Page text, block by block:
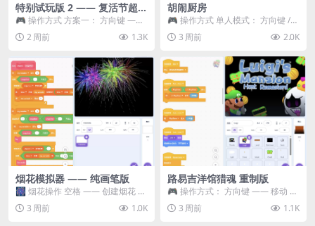
特别试玩版 2 —— 复活节超级
卡丁车赛
🎮 操作方式 方案一： 方向键 ——
移动 Z —— 跳跃 / 漂移 方案二： ...
2 周前 1.3K
胡闹厨房
🎮 操作方式 单人模式： 方向键 /
WASD —— 移动 Z / K —— 抓...
3 周前 2.0K
烟花模拟器 —— 纯画笔版
🎆 烟花操作 空格 —— 创建烟花 1
~ 3 —— 切换烟花类型 普通烟花
嘶...3 周前 1.0K
路易吉洋馆猎魂 重制版
🎮 操作方式： 方向键 —— 移动 &
跳跃 空格 —— 打开宝箱 将你...
3 周前 1.1K